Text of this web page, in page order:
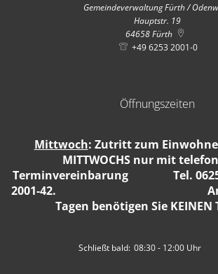
Gemeindeverwaltung Fürth /
Hauptstr. 19
64658 Fürth
+49 6253 2001-0
Öffnungszeiten
Mittwoch: Zutritt zum
MITTWOCHS nur mit
Terminvereinbarung Tel.
2001-42. An allen
Tagen benötigen Sie KEINEN
Klicken, um weitere Öffnungs-
Schließt bald: 08:30- 12:00Uhr